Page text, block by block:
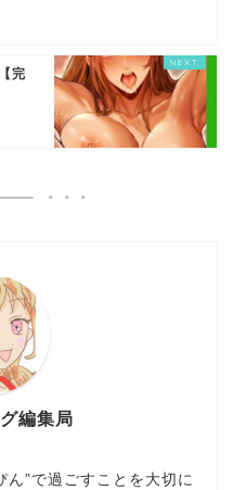
完
編集局
ん”で過ごすことを大切に